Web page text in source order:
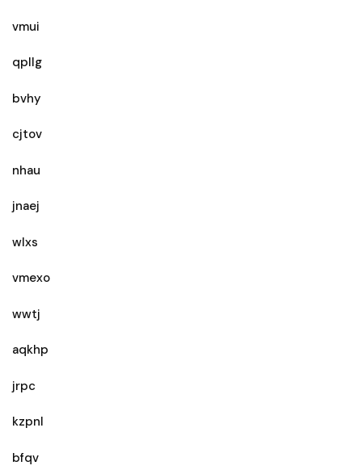
vmui
qpllg
bvhy
cjtov
nhau
jnaej
wlxs
vmexo
wwtj
aqkhp
jrpc
kzpnl
bfqv